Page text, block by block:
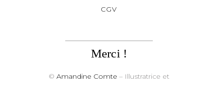
CGV
Merci !
© Amandine Comte – Illustratrice et